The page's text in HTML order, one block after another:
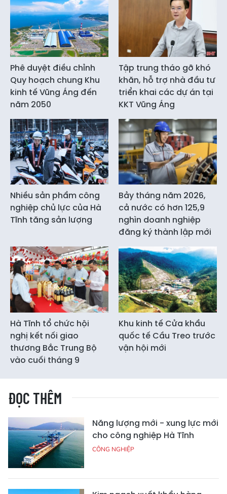
Phê duyệt điều chỉnh
Quy hoạch chung Khu
kinh tế Vũng Áng đến
năm 2050
Tập trung tháo gỡ khó
khăn, hỗ trợ nhà đầu tư
triển khai các dự án tại
KKT Vũng Áng
Nhiều sản phẩm công
nghiệp chủ lực của Hà
Tĩnh tăng sản lượng
Bảy tháng năm 2026,
cả nước có hơn 125,9
nghìn doanh nghiệp
đăng ký thành lập mới
Hà Tĩnh tổ chức hội
nghị kết nối giao
thương Bắc Trung Bộ
vào cuối tháng 9
Khu kinh tế Cửa khẩu
quốc tế Cầu Treo trước
vận hội mới
ĐỌC THÊM
Năng lượng mới - xung lực mới
cho công nghiệp Hà Tĩnh
CÔNG NGHIỆP